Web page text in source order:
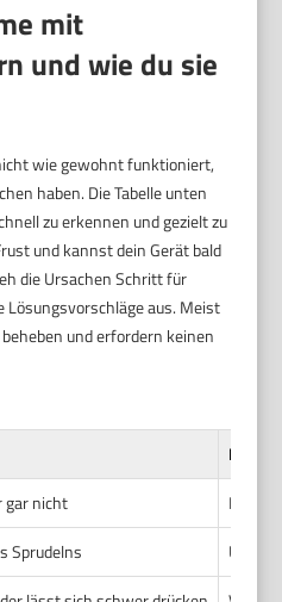
mit
und wie du sie
wie gewohnt funktioniert,
haben. Die Tabelle unten
zu erkennen und gezielt zu
und kannst dein Gerät bald
die Ursachen Schritt für
Lösungsvorschläge aus. Meist
und erfordern keinen
gar nicht
Leere
Sprudelns